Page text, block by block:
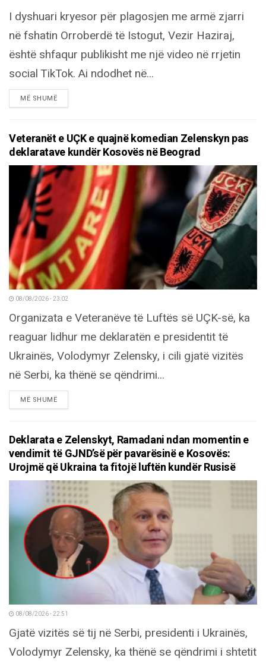
I dyshuari kryesor për plagosjen me armë zjarri
në fshatin Orroberdë të Istogut, Vezir Haziraj,
është shfaqur publikisht me një video në rrjetin
social TikTok. Ai ndodhet në...
MË SHUMËDETAILS
Veteranët e UÇK e quajnë komedian Zelenskyn pas
deklaratave kundër Kosovës në Beograd
08/08/2026 - 23:02
Organizata e Veteranëve të Luftës së UÇK-së, ka
reaguar lidhur me deklaratën e presidentit të
Ukrainës, Volodymyr Zelensky, i cili gjatë vizitës
në Serbi, ka thënë se qëndrimi...
MË SHUMËDETAILS
Deklarata e Zelenskyt, Ramadani ndan momentin e
vendimit të GJND’së për pavarësinë e Kosovës:
Urojmë që Ukraina ta fitojë luftën kundër Rusisë
08/08/2026 - 22:51
Gjatë vizitës së tij në Serbi, presidenti i Ukrainës,
Volodymyr Zelensky, ka thënë se qëndrimi i shtetit